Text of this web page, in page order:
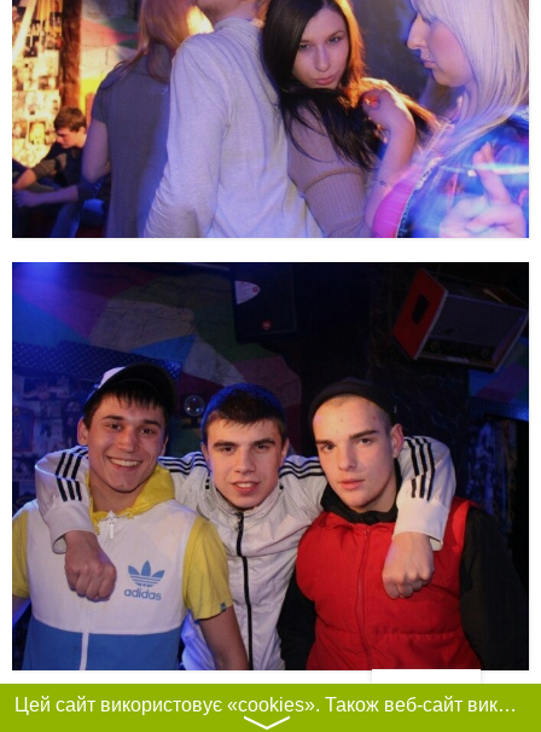
Фільтри
Цей сайт використовує «cookies». Також веб-сайт використовує інтернет-сервіс для збору технічних даних стосовно відвідувачів з метою отримання маркетингової та статистичної інформації. Умови обробки даних відвідувачів сайту див.
〉